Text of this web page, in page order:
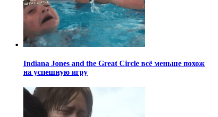
Indiana Jones and the Great Circle всё меньше похож
на успешную игру